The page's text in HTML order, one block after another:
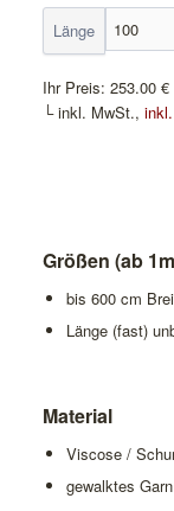
Länge
Ihr Preis: 253.00 €
└ inkl. MwSt.,
Größen (ab
bis 600 cm
Länge (fast)
Material
Viscose /
gewalktes Garn